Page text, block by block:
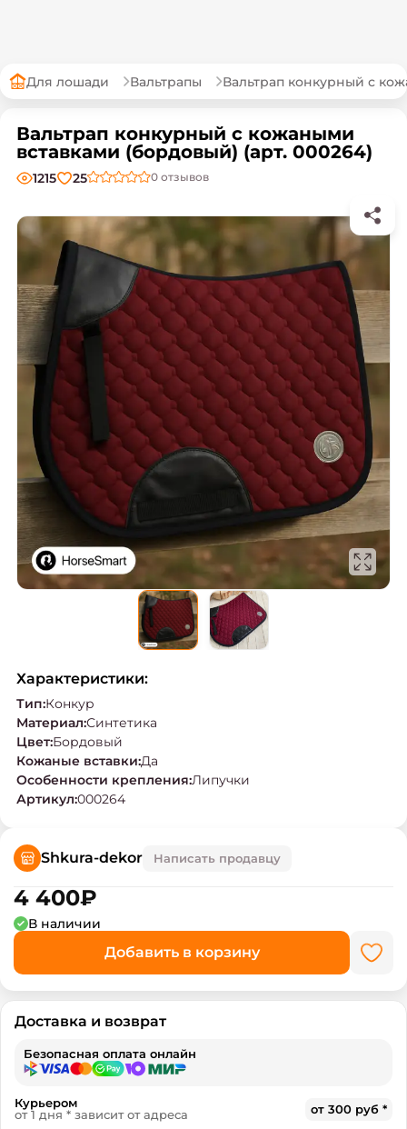
Для лошади Вальтрапы Вальтрап конкурный с
Вальтрап конкурный с кожаными
вставками (бордовый) (арт. 000264)
1215 25 0 отзывов
Характеристики:
Тип:Конкур
Материал:Синтетика
Цвет:Бордовый
Кожаные вставки:Да
Особенности крепления:Липучки
Артикул:000264
Shkura-dekor Написать продавцу
4 400₽
В наличии
Добавить в корзину
Доставка и возврат
Безопасная оплата онлайн
Курьером
от 1 дня * зависит от адреса
от 300 руб *